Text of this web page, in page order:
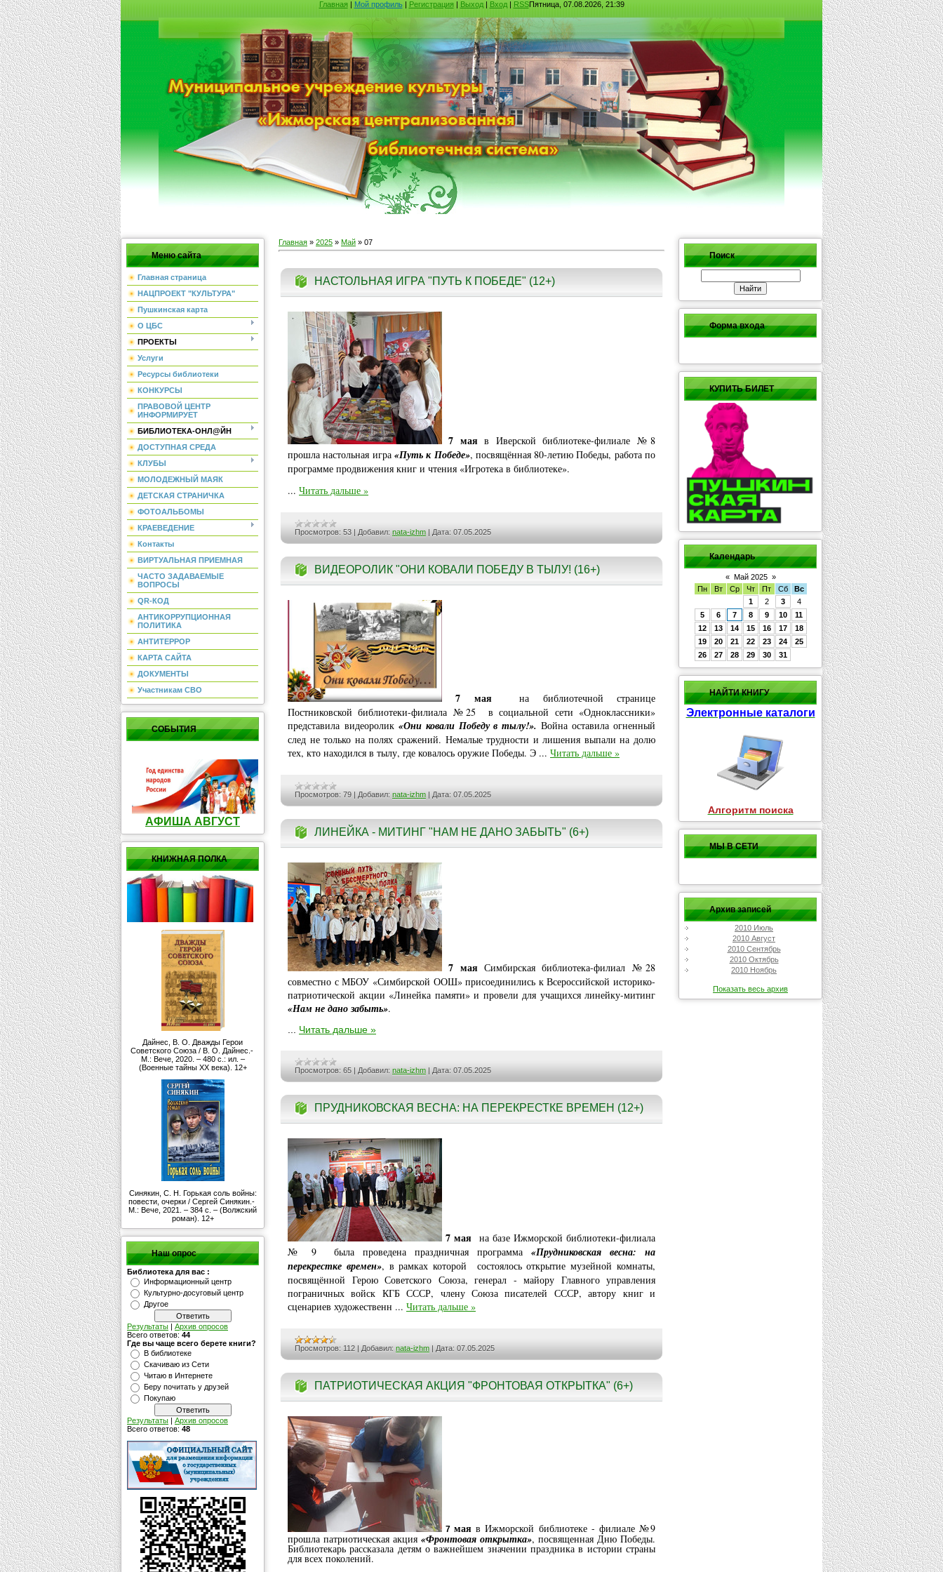
Главная| Мой профиль| Регистрация| Выход| Вход| RSSПятница, 07.08.2026, 21:39
Меню сайта
Главная страница
НАЦПРОЕКТ "КУЛЬТУРА"
Пушкинская карта
О ЦБС
ПРОЕКТЫ
Услуги
Ресурсы библиотеки
КОНКУРСЫ
ПРАВОВОЙ ЦЕНТР
ИНФОРМИРУЕТ
БИБЛИОТЕКА-ОНЛ@ЙН
ДОСТУПНАЯ СРЕДА
КЛУБЫ
МОЛОДЕЖНЫЙ МАЯК
ДЕТСКАЯ СТРАНИЧКА
ФОТОАЛЬБОМЫ
КРАЕВЕДЕНИЕ
Контакты
ВИРТУАЛЬНАЯ ПРИЕМНАЯ
ЧАСТО ЗАДАВАЕМЫЕ
ВОПРОСЫ
QR-КОД
АНТИКОРРУПЦИОННАЯ
ПОЛИТИКА
АНТИТЕРРОР
КАРТА САЙТА
ДОКУМЕНТЫ
Участникам СВО
СОБЫТИЯ
АФИША АВГУСТ
КНИЖНАЯ ПОЛКА
Дайнес, В. О. Дважды Герои
Советского Союза / В. О. Дайнес.-
М.: Вече, 2020. – 480 с.: ил. –
(Военные тайны ХХ века). 12+
Синякин, С. Н. Горькая соль войны:
повести, очерки / Сергей Синякин.-
М.: Вече, 2021. – 384 с. – (Волжский
роман). 12+
Наш опрос
Библиотека для вас :
Информационный центр
Культурно-досуговый центр
Другое
Результаты | Архив опросов
Всего ответов: 44
Где вы чаще всего берете книги?
В библиотеке
Скачиваю из Сети
Читаю в Интернете
Беру почитать у друзей
Покупаю
Результаты | Архив опросов
Всего ответов: 48
Главная » 2025 » Май » 07
НАСТОЛЬНАЯ ИГРА "ПУТЬ К ПОБЕДЕ" (12+)
7 маяв Иверской библиотеке-филиале №8
прошла настольная игра «Путь к Победе», посвящённая 80-летию Победы, работа по
программе продвижения книг и чтения «Игротека в библиотеке».
... Читать дальше »
Просмотров: 53 Добавил: nata-izhm Дата: 07.05.2025
ВИДЕОРОЛИК "ОНИ КОВАЛИ ПОБЕДУ В ТЫЛУ! (16+)
7 маяна библиотечной странице
Постниковской библиотеки-филиала №25 в социальной сети «Одноклассники»
представила видеоролик «Они ковали Победу в тылу!». Война оставила огненный
след не только на полях сражений. Немалые трудности и лишения выпали на долю
тех, кто находился в тылу, где ковалось оружие Победы. Э ... Читать дальше »
Просмотров: 79 Добавил: nata-izhm Дата: 07.05.2025
ЛИНЕЙКА - МИТИНГ "НАМ НЕ ДАНО ЗАБЫТЬ" (6+)
7 маяСимбирская библиотека-филиал №28
совместно с МБОУ «Симбирской ООШ» присоединились к Всероссийской историко-
патриотической акции «Линейка памяти» и провели для учащихся линейку-митинг
«Нам не дано забыть».
... Читать дальше »
Просмотров: 65 Добавил: nata-izhm Дата: 07.05.2025
ПРУДНИКОВСКАЯ ВЕСНА: НА ПЕРЕКРЕСТКЕ ВРЕМЕН (12+)
7 мая на базе Ижморской библиотеки-филиала
№ 9 была проведена праздничная программа «Прудниковская весна: на
перекрестке времен», в рамках которой состоялось открытие музейной комнаты,
посвящённой Герою Советского Союза, генерал - майору Главного управления
пограничных войск КГБ СССР, члену Союза писателей СССР, автору книг и
сценариев художественн ... Читать дальше »
Просмотров: 112 Добавил: nata-izhm Дата: 07.05.2025
ПАТРИОТИЧЕСКАЯ АКЦИЯ "ФРОНТОВАЯ ОТКРЫТКА" (6+)
7мая в Ижморской библиотеке - филиале №9
прошла патриотическая акция «Фронтовая открытка», посвященная Дню Победы.
Библиотекарь рассказала детям о важнейшем значении праздника в истории страны
для всех поколений.
Поиск
Форма входа
КУПИТЬ БИЛЕТ
Календарь
« Май 2025 »
Пн
Вт Ср Чт Пт Сб
Вс
1
2 3
4
5
6 7 8 9 10
11
12
13 14 15 16 17
18
19
20 21 22 23 24
25
26
27 28 29 30 31
НАЙТИ КНИГУ
Электронные каталоги
Алгоритм поиска
МЫ В СЕТИ
Архив записей
2010 Июль
2010 Август
2010 Сентябрь
2010 Октябрь
2010 Ноябрь
Показать весь архив